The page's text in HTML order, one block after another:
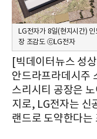
LG전자가 8일(현지시간)
장 조감도 ⓒLG전자
[빅데이터뉴스 성
안드라프라데시주
스리시티 공장은
지로, LG전자는 신
랜드로 도약한다는